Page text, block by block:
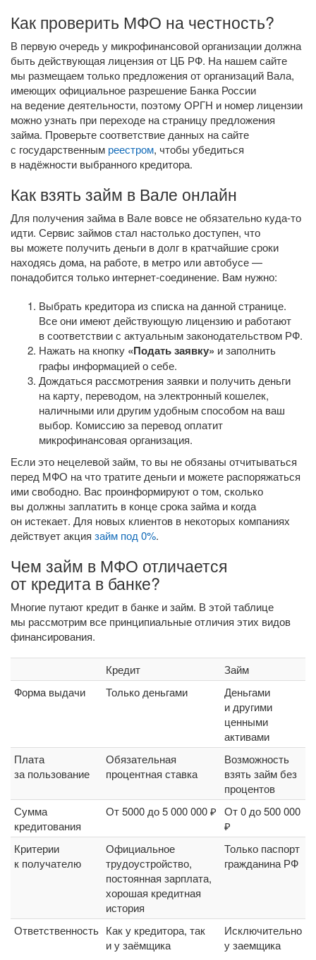
Как проверить МФО на честность?
В первую очередь у микрофинансовой организации должна
быть действующая лицензия от ЦБ РФ. На нашем сайте
мы размещаем только предложения от организаций Вала,
имеющих официальное разрешение Банка России
на ведение деятельности, поэтому ОРГН и номер лицензии
можно узнать при переходе на страницу предложения
займа. Проверьте соответствие данных на сайте
с государственным реестром, чтобы убедиться
в надёжности выбранного кредитора.
Как взять займ в Вале онлайн
Для получения займа в Вале вовсе не обязательно куда-то
идти. Сервис займов стал настолько доступен, что
вы можете получить деньги в долг в кратчайшие сроки
находясь дома, на работе, в метро или автобусе —
понадобится только интернет-соединение. Вам нужно:
Выбрать кредитора из списка на данной странице.
Все они имеют действующую лицензию и работают
в соответствии с актуальным законодательством РФ.
Нажать на кнопку «Подать заявку» и заполнить
графы информацией о себе.
Дождаться рассмотрения заявки и получить деньги
на карту, переводом, на электронный кошелек,
наличными или другим удобным способом на ваш
выбор. Комиссию за перевод оплатит
микрофинансовая организация.
Если это нецелевой займ, то вы не обязаны отчитываться
перед МФО на что тратите деньги и можете распоряжаться
ими свободно. Вас проинформируют о том, сколько
вы должны заплатить в конце срока займа и когда
он истекает. Для новых клиентов в некоторых компаниях
действует акция займ под 0%.
Чем займ в МФО отличается
от кредита в банке?
Многие путают кредит в банке и займ. В этой таблице
мы рассмотрим все принципиальные отличия этих видов
финансирования.
Кредит
Займ
Форма выдачи
Только деньгами
Деньгами
и другими
ценными
активами
Плата
за пользование
Обязательная
процентная ставка
Возможность
взять займ без
процентов
Сумма
кредитования
От 5000 до 5 000 000 ₽ От 0 до 500 000
₽
Критерии
к получателю
Официальное
трудоустройство,
постоянная зарплата,
хорошая кредитная
история
Только паспорт
гражданина РФ
Ответственность Как у кредитора, так
и у заёмщика
Исключительно
у заемщика